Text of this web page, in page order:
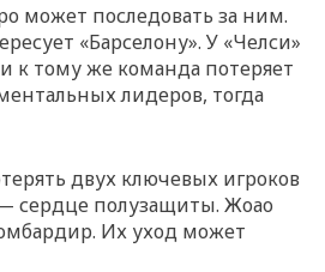
может последовать за ним.
«Барселону». У «Челси»
к тому же команда потеряет
лидеров, тогда
двух ключевых игроков
сердце полузащиты. Жоао
Их уход может